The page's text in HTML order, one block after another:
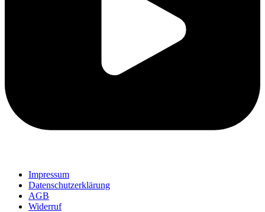
Impressum
Datenschutzerklärung
AGB
Widerruf